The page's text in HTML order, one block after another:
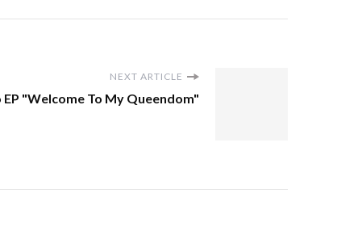
NEXT ARTICLE
EP "Welcome To My Queendom"